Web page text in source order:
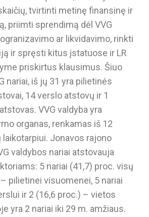
tvirtinti metinę finansinę ir
priimti sprendimą dėl VVG
ar likvidavimo, rinkti
ir spręsti kitus įstatuose ir LR
priskirtus klausimus. Šiuo
nariai, iš jų 31 yra pilietinės
14 verslo atstovų ir 1
VVG valdyba yra
organas, renkamas iš 12
Jonavos rajono
valdybos nariai atstovauja
5 nariai (41,7) proc. visų
pilietinei visuomenei, 5 nariai
ir 2 (16,6 proc.) – vietos
yra 2 nariai iki 29 m. amžiaus.